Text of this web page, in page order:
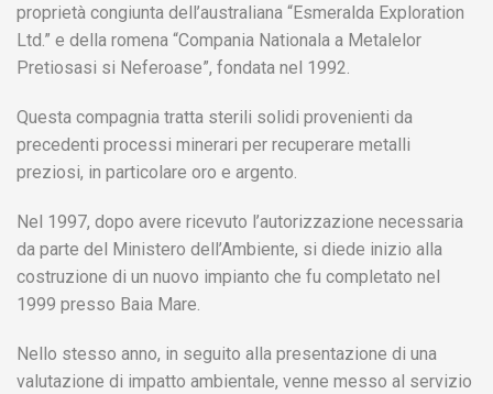
proprietà congiunta dell’australiana “Esmeralda Exploration
Ltd.” e della romena “Compania Nationala a Metalelor
Pretiosasi si Neferoase”, fondata nel 1992.
Questa compagnia tratta sterili solidi provenienti da
precedenti processi minerari per recuperare metalli
preziosi, in particolare oro e argento.
Nel 1997, dopo avere ricevuto l’autorizzazione necessaria
da parte del Ministero dell’Ambiente, si diede inizio alla
costruzione di un nuovo impianto che fu completato nel
1999 presso Baia Mare.
Nello stesso anno, in seguito alla presentazione di una
valutazione di impatto ambientale, venne messo al servizio